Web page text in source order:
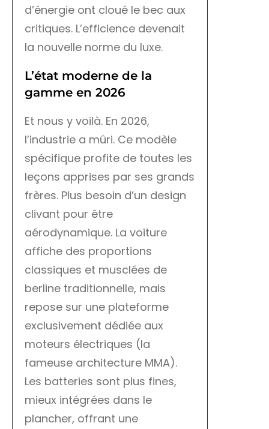
d’énergie ont cloué le bec aux
critiques. L’efficience devenait
la nouvelle norme du luxe.
L’état moderne de la
gamme en 2026
Et nous y voilà. En 2026,
l’industrie a mûri. Ce modèle
spécifique profite de toutes les
leçons apprises par ses grands
frères. Plus besoin d’un design
clivant pour être
aérodynamique. La voiture
affiche des proportions
classiques et musclées de
berline traditionnelle, mais
repose sur une plateforme
exclusivement dédiée aux
moteurs électriques (la
fameuse architecture MMA).
Les batteries sont plus fines,
mieux intégrées dans le
plancher, offrant une